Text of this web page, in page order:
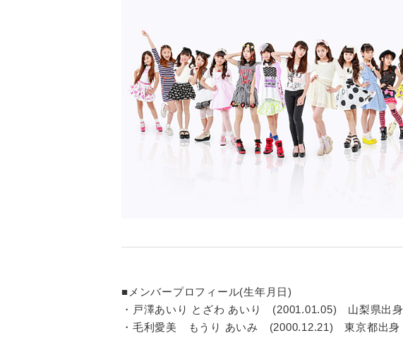
■メンバープロフィール(生年月日)
・戸澤あいり とざわ あいり (2001.01.05) 山梨県出身
・毛利愛美 もうり あいみ (2000.12.21) 東京都出身